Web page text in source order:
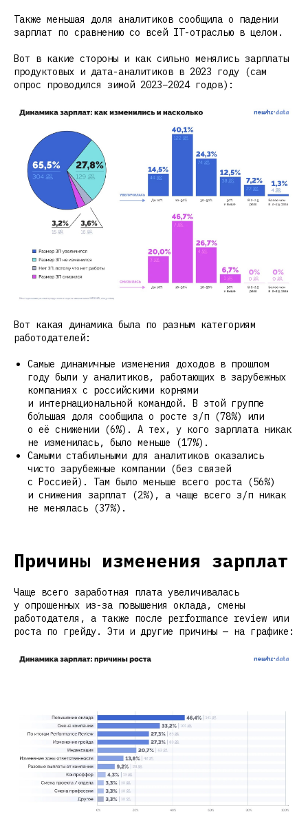
Также меньшая доля аналитиков сообщила о падении
зарплат по сравнению со всей IT-отраслью в целом.
Вот в какие стороны и как сильно менялись зарплаты
продуктовых и дата-аналитиков в 2023 году (сам
опрос проводился зимой 2023−2024 годов):
Вот какая динамика была по разным категориям
работодателей:
Самые динамичные изменения доходов в прошлом
году были у аналитиков, работающих в зарубежных
компаниях с российскими корнями
и интернациональной командой. В этой группе
бо́льшая доля сообщила о росте з/п (78%) или
о её снижении (6%). А тех, у кого зарплата никак
не изменилась, было меньше (17%).
Самыми стабильными для аналитиков оказались
чисто зарубежные компании (без связей
с Россией). Там было меньше всего роста (56%)
и снижения зарплат (2%), а чаще всего з/п никак
не менялась (37%).
Причины изменения зарплат
Чаще всего заработная плата увеличивалась
у опрошенных из-за повышения оклада, смены
работодателя, а также после performance review или
роста по грейду. Эти и другие причины — на графике: